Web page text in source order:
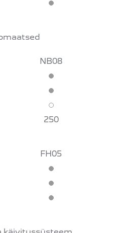
Standardvarustus
NB08
Standardvarustus
Standardvarustus
Lisavarustus
250
FH05
Standardvarustus
Standardvarustus
Standardvarustus